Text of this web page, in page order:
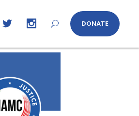
DONATE